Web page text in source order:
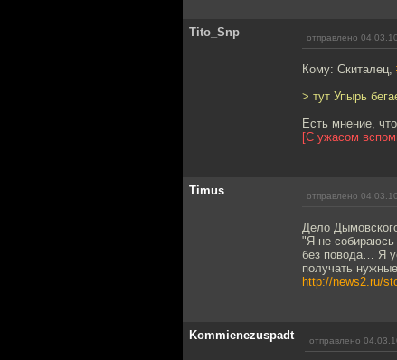
Tito_Snp отправлено
Кому: Скиталец,
> тут Упырь
Есть мнение,
[С ужасом
Timus отправлено
Дело
"Я не собираюсь
без повода… Я
получать
http://news2.ru/
Kommienezuspadt отправлено